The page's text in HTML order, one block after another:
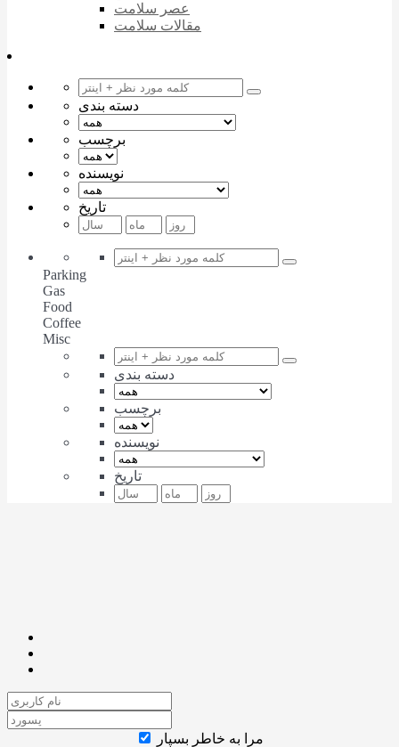
عصر سلامت
مقالات سلامت
دسته بندی
برچسب
نویسنده
تاریخ
Parking
Gas
Food
Coffee
Misc
دسته بندی
برچسب
نویسنده
تاریخ
مرا به خاطر بسپار